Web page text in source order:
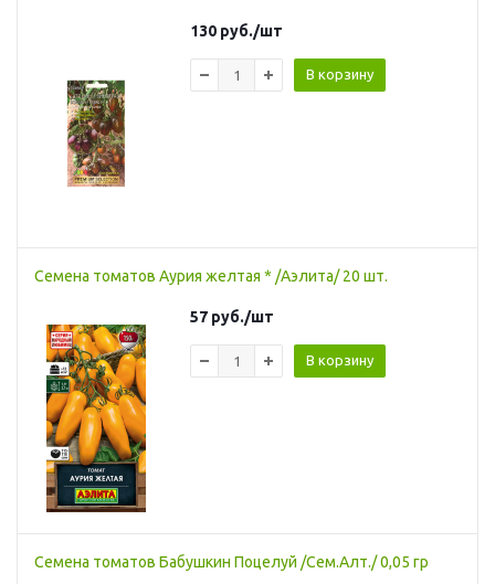
130 руб./шт
В корзину
Семена томатов Аурия желтая * /Аэлита/ 20 шт.
57 руб./шт
В корзину
Семена томатов Бабушкин Поцелуй /Сем.Алт./ 0,05 гр